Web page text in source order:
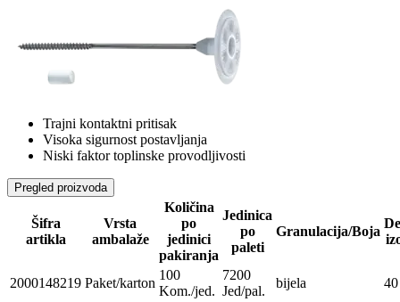
Trajni kontaktni pritisak
Visoka sigurnost postavljanja
Niski faktor toplinske provodljivosti
Pregled proizvoda
Šifra
artikla
Vrsta
ambalaže
Količina
po
jedinici
pakiranja
Jedinica
po
paleti
Granulacija/Boja
2000148219 Paket/karton
100
Kom./jed.
7200
Jed/pal.
bijela